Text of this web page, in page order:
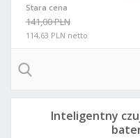
Stara cena
141,00 PLN
114,63 PLN netto
Inteligentny